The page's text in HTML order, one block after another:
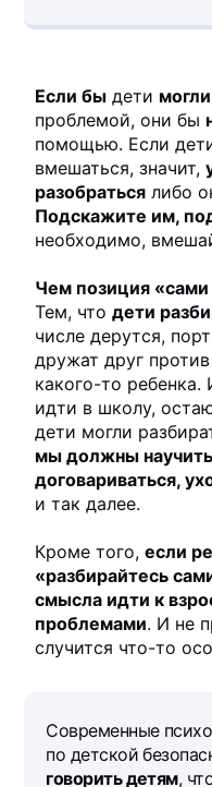
Если бы дети
проблемой, они бы
помощью. Если
вмешаться, значит,
разобраться либо
Подскажите им,
необходимо,
Чем позиция «сами
Тем, чтодети
числе дерутся,
дружат друг
какого-то ребенка.
идти в школу,
дети могли
мы должны
договариваться,
и так далее.
Кроме того,если
«разбирайтесь
смысла идти к
проблемами. И не
случится что-то
Современные
по детской
говорить детям,